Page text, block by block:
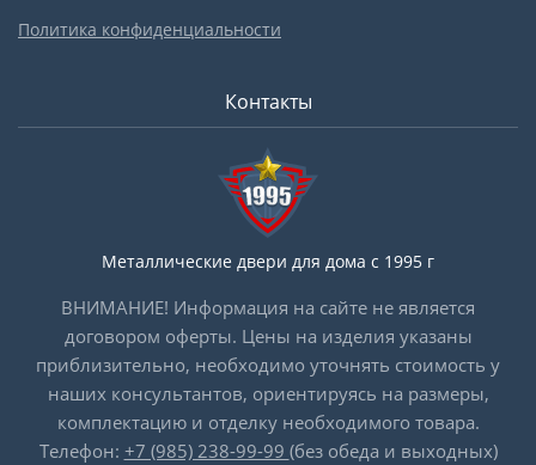
Политика конфиденциальности
Контакты
Металлические двери для дома с 1995 г
ВНИМАНИЕ! Информация на сайте не является
договором оферты. Цены на изделия указаны
приблизительно, необходимо уточнять стоимость у
наших консультантов, ориентируясь на размеры,
комплектацию и отделку необходимого товара.
Телефон: +7 (985) 238-99-99 (без обеда и выходных)